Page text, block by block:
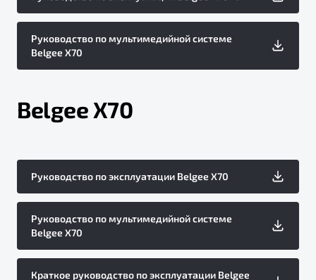
Руководство по мультимедийной системе
Belgee X70
Belgee X70
Руководство по эксплуатации Belgee X70
Руководство по мультимедийной системе
Belgee X70
Краткое руководство по эксплуатации Belgee